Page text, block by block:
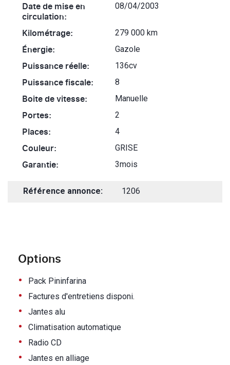
Options
• Pack Pininfarina
• Factures d'entretiens disponi.
• Jantes alu
• Climatisation automatique
• Radio CD
• Jantes en alliage
Date de mise en
circulation:
08/04/2003
Kilométrage: 279 000 km
Énergie: Gazole
Puissance réelle: 136cv
Puissance fiscale: 8
Boite de vitesse: Manuelle
Portes: 2
Places: 4
Couleur: GRISE
Garantie: 3mois
Référence annonce: 1206